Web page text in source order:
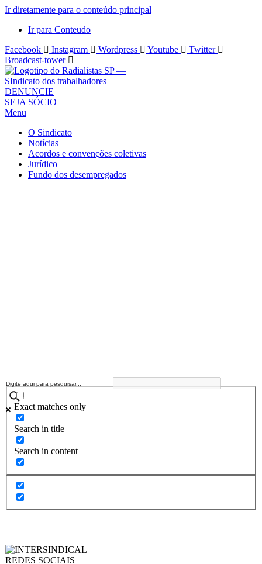
Ir diretamente para o conteúdo principal
Ir para Conteudo
Facebook
Instagram Wordpress Youtube
Twitter
Broadcast-tower
Sindicato
dos
Radialistas
São
Paulo
Sindicato
DENUNCIE
SEJA SÓCIO
Menu
O Sindicato
Notícias
Acordos e convenções coletivas
Jurídico
Fundo dos desempregados
Exact matches only
Search in title
Search in content